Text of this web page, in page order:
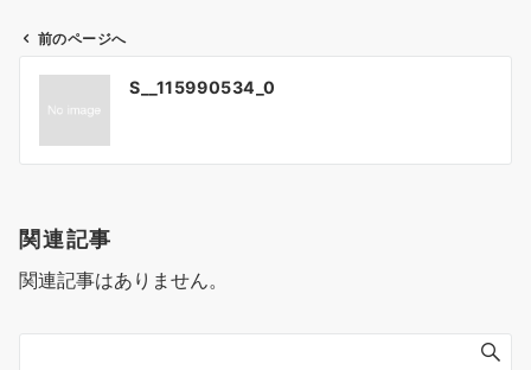
投
ナ
ゲ
ー
前のページへ
S__115990534_0
関連記事
関連記事はありません。